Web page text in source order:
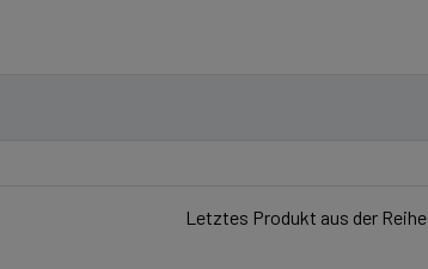
Letztes Produkt aus der Reihe